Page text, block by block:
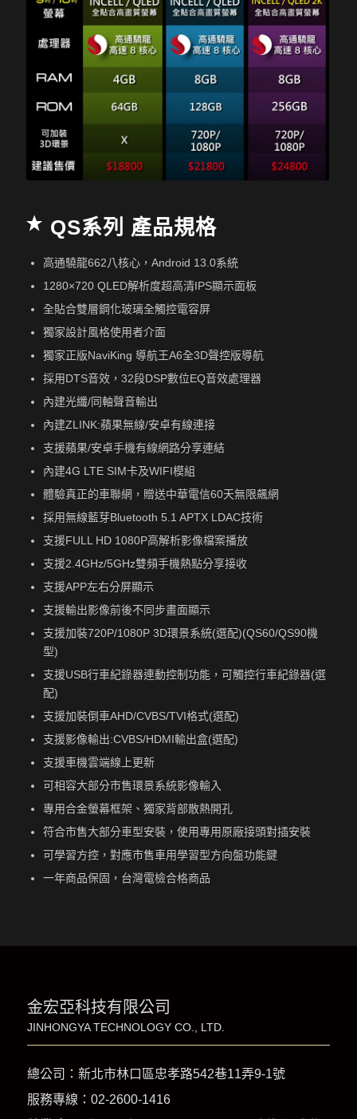
QS系列 產品規格
高通驍龍662八核心，Android 13.0系統
1280×720 QLED解析度超高清IPS顯示面板
全貼合雙層鋼化玻璃全觸控電容屏
獨家設計風格使用者介面
獨家正版NaviKing 導航王A6全3D聲控版導航
採用DTS音效，32段DSP數位EQ音效處理器
內建光纖/同軸聲音輸出
內建ZLINK:蘋果無線/安卓有線連接
支援蘋果/安卓手機有線網路分享連結
內建4G LTE SIM卡及WIFI模組
體驗真正的車聯網，贈送中華電信60天無限飆網
採用無線藍芽Bluetooth 5.1 APTX LDAC技術
支援FULL HD 1080P高解析影像檔案播放
支援2.4GHz/5GHz雙頻手機熱點分享接收
支援APP左右分屏顯示
支援輸出影像前後不同步畫面顯示
支援加裝720P/1080P 3D環景系統(選配)(QS60/QS90機
型)
支援USB行車紀錄器連動控制功能，可觸控行車紀錄器(選
配)
支援加裝倒車AHD/CVBS/TVI格式(選配)
支援影像輸出:CVBS/HDMI輸出盒(選配)
支援車機雲端線上更新
可相容大部分市售環景系統影像輸入
專用合金螢幕框架、獨家背部散熱開孔
符合市售大部分車型安裝，使用專用原廠接頭對插安裝
可學習方控，對應市售車用學習型方向盤功能鍵
一年商品保固，台灣電檢合格商品
金宏亞科技有限公司
JINHONGYA TECHNOLOGY CO., LTD.
總公司：新北市林口區忠孝路542巷11弄9-1號
服務專線： 02-2600-1416